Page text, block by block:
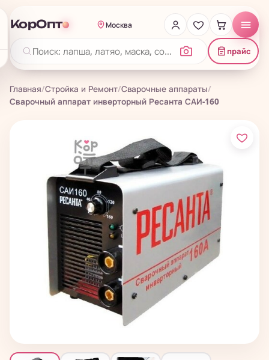
КорОпт Москва
прайс
Главная/Стройка и Ремонт/Сварочные аппараты/
Сварочный аппарат инверторный Ресанта САИ-160